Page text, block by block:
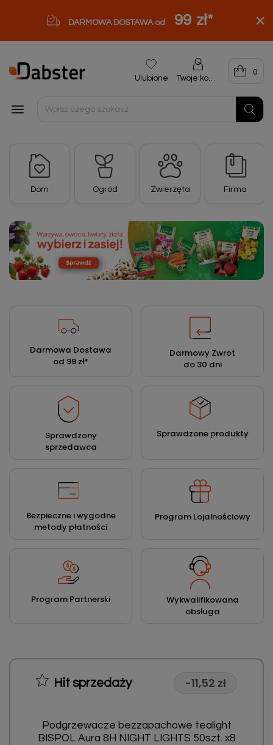
DARMOWA DOSTAWA od 99 zł*

Ulubione Twoje konto
0
Firma
Dom Ogród Zwierzęta
Darmowa Dostawa
od 99 zł*
Darmowy Zwrot
do 30 dni
Sprawdzony
sprzedawca
Sprawdzone produkty
Bezpieczne i wygodne
metody płatności
Program Lojalnościowy
Program Partnerski
Wykwalifikowana
obsługa
Hit sprzedaży -11,52 zł
Podgrzewacze bezzapachowe tealight
BISPOL Aura 8H NIGHT LIGHTS 50szt. x8